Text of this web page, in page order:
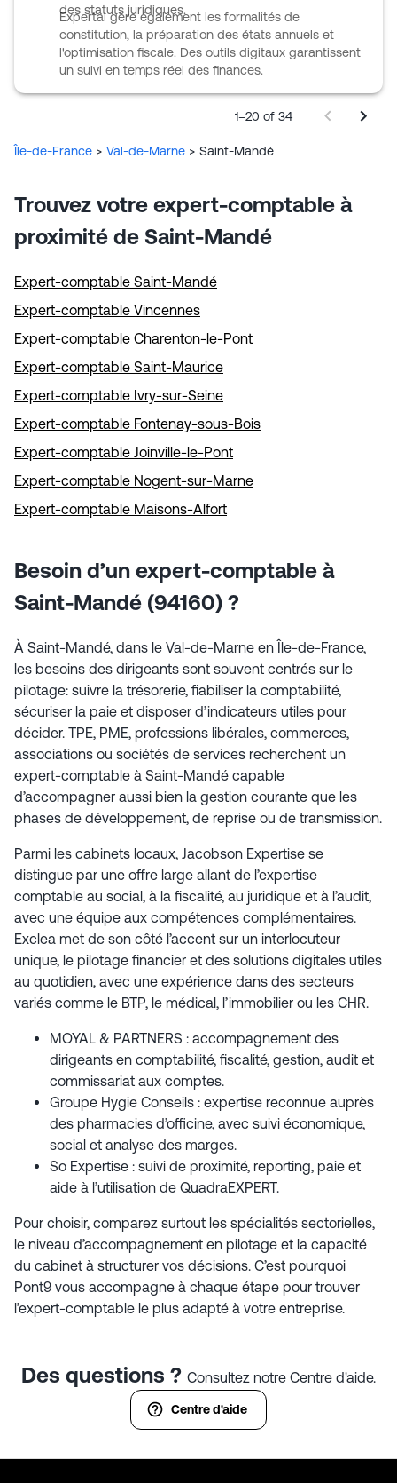
des statuts juridiques.
Expertal gère également les formalités de
constitution, la préparation des états annuels et
l'optimisation fiscale. Des outils digitaux garantissent
un suivi en temps réel des finances.
1–20 of 34
Île-de-France > Val-de-Marne > Saint-Mandé
Trouvez votre expert-comptable à
proximité de Saint-Mandé
Expert-comptable Saint-Mandé
Expert-comptable Vincennes
Expert-comptable Charenton-le-Pont
Expert-comptable Saint-Maurice
Expert-comptable Ivry-sur-Seine
Expert-comptable Fontenay-sous-Bois
Expert-comptable Joinville-le-Pont
Expert-comptable Nogent-sur-Marne
Expert-comptable Maisons-Alfort
Besoin d’un expert-comptable à
Saint-Mandé (94160) ?
À Saint-Mandé, dans le Val-de-Marne en Île-de-France,
les besoins des dirigeants sont souvent centrés sur le
pilotage: suivre la trésorerie, fiabiliser la comptabilité,
sécuriser la paie et disposer d’indicateurs utiles pour
décider. TPE, PME, professions libérales, commerces,
associations ou sociétés de services recherchent un
expert-comptable à Saint-Mandé capable
d’accompagner aussi bien la gestion courante que les
phases de développement, de reprise ou de transmission.
Parmi les cabinets locaux, Jacobson Expertise se
distingue par une offre large allant de l’expertise
comptable au social, à la fiscalité, au juridique et à l’audit,
avec une équipe aux compétences complémentaires.
Exclea met de son côté l’accent sur un interlocuteur
unique, le pilotage financier et des solutions digitales utiles
au quotidien, avec une expérience dans des secteurs
variés comme le BTP, le médical, l’immobilier ou les CHR.
MOYAL & PARTNERS : accompagnement des
dirigeants en comptabilité, fiscalité, gestion, audit et
commissariat aux comptes.
Groupe Hygie Conseils : expertise reconnue auprès
des pharmacies d’officine, avec suivi économique,
social et analyse des marges.
So Expertise : suivi de proximité, reporting, paie et
aide à l’utilisation de QuadraEXPERT.
Pour choisir, comparez surtout les spécialités sectorielles,
le niveau d’accompagnement en pilotage et la capacité
du cabinet à structurer vos décisions. C’est pourquoi
Pont9 vous accompagne à chaque étape pour trouver
l’expert-comptable le plus adapté à votre entreprise.
Des questions ? Consultez notre Centre d'aide.
Centre d'aide